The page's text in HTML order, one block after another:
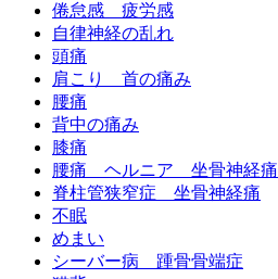
倦怠感 疲労感
自律神経の乱れ
頭痛
肩こり 首の痛み
腰痛
背中の痛み
膝痛
腰痛 ヘルニア 坐骨神経痛
脊柱管狭窄症 坐骨神経痛
不眠
めまい
シーバー病 踵骨骨端症